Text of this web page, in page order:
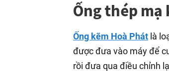
Ống thép mạ
Ống kẽm Hoà Phát là
được đưa vào máy để
rồi đưa qua điều chỉnh